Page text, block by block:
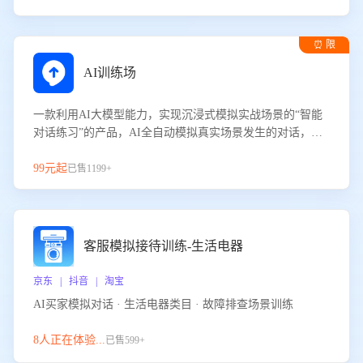
⏰ 限
AI训练场
一款利用AI大模型能力，实现沉浸式模拟实战场景的“智能
对话练习”的产品，AI全自动模拟真实场景发生的对话，企
服能力。
99元起已售1199+
客服模拟接待训练-生活电器
京东 | 抖音 | 淘宝
AI买家模拟对话 · 生活电器类目 · 故障排查场景训练
8人正在体验...已售599+